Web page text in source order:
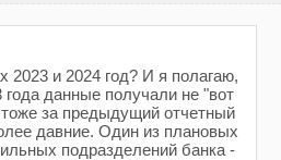
2023 и 2024 год? И я полагаю,
года данные получали не "вот
за предыдущий отчетный
давние. Один из плановых
подразделений банка -